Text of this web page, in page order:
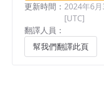
更新時間： 2024年6
[UTC]
翻譯人員：
幫我們翻譯此頁